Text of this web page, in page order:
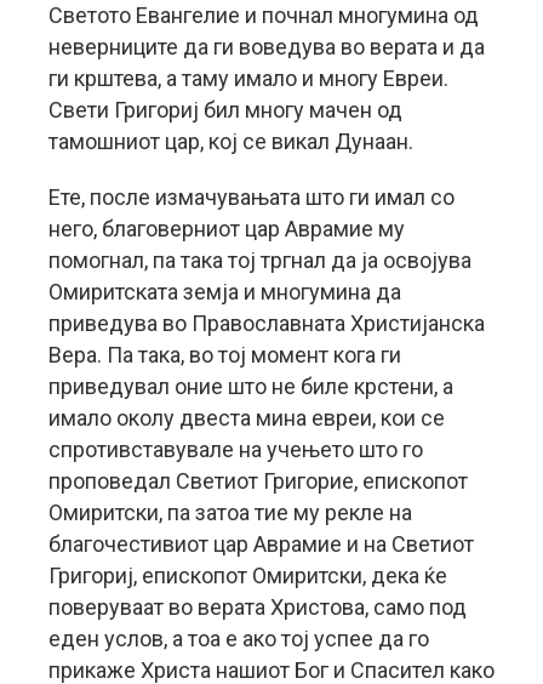
Светото Евангелие и почнал многумина од
неверниците да ги воведува во верата и да
ги крштева, а таму имало и многу Евреи.
Свети Григориј бил многу мачен од
тамошниот цар, кој се викал Дунаан.
Ете, после измачувањата што ги имал со
него, благоверниот цар Аврамие му
помогнал, па така тој тргнал да ја освојува
Омиритската земја и многумина да
приведува во Православната Христијанска
Вера. Па така, во тој момент кога ги
приведувал оние што не биле крстени, а
имало околу двеста мина евреи, кои се
спротивставувале на учењето што го
проповедал Светиот Григорие, епископот
Омиритски, па затоа тие му рекле на
благочестивиот цар Аврамие и на Светиот
Григориј, епископот Омиритски, дека ќе
поверуваат во верата Христова, само под
еден услов, а тоа е ако тој успее да го
прикаже Христа нашиот Бог и Спасител како